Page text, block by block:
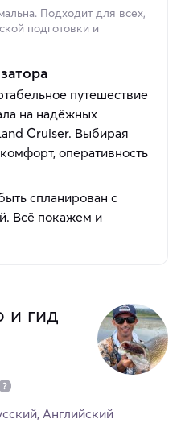
Подходит для всех,
подготовки и
путешествие
на надёжных
Cruiser. Выбирая
оперативность
спланирован с
Всё покажем и
и гид
Английский